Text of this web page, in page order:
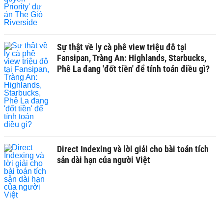
Sự thật về ly cà phê view triệu đô tại
Fansipan, Tràng An: Highlands, Starbucks,
Phê La đang 'đốt tiền' để tính toán điều gì?
Direct Indexing và lời giải cho bài toán tích
sản dài hạn của người Việt